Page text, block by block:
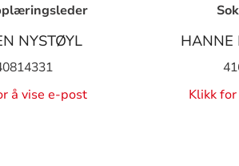
NYSTØYL
å vise e-post
HANNE
Klikk